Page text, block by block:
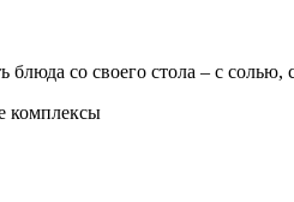
блюда со своего стола – с
комплексы